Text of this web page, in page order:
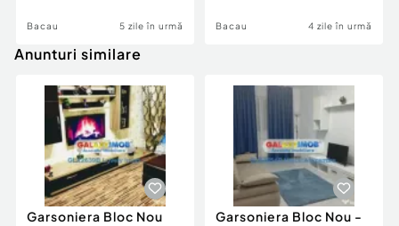
Bacau 5 zile în urmă Bacau 4 zile în urmă
Anunturi similare
Garsoniera Bloc Nou
Garsoniera Bloc Nou -